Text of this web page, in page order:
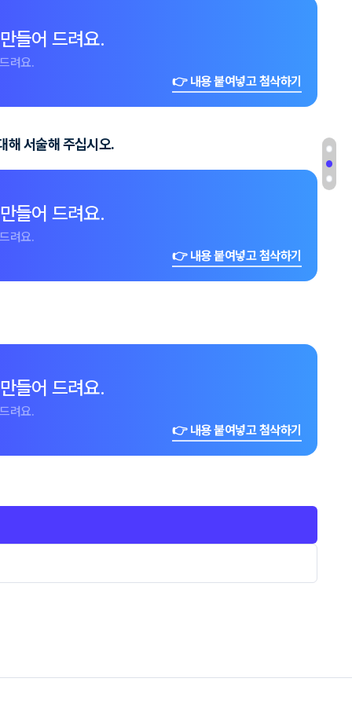
들어 드려요.
려요.
👉 내용 붙여넣고 첨삭하기
해 서술해 주십시오.
들어 드려요.
려요.
👉 내용 붙여넣고 첨삭하기
들어 드려요.
려요.
👉 내용 붙여넣고 첨삭하기